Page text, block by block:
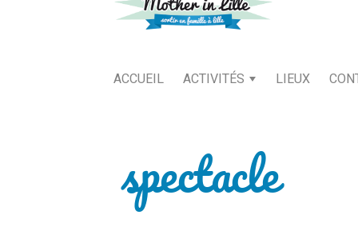
ACCUEIL ACTIVITÉS LIEUX
spectacle